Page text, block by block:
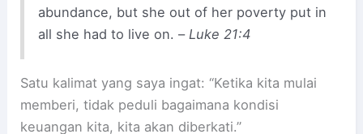
abundance, but she out of her poverty put in
all she had to live on. – Luke 21:4
Satu kalimat yang saya ingat: “Ketika kita mulai
memberi, tidak peduli bagaimana kondisi
keuangan kita, kita akan diberkati.”